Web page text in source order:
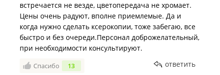
встречается не везде, цветопередача не хромает.
Цены очень радуют, вполне приемлемые. Да и
когда нужно сделать ксерокопии, тоже забегаю, все
быстро и без очереди.Персонал доброжелательный,
при необходимости консультируют.
Спасибо 13 ответить